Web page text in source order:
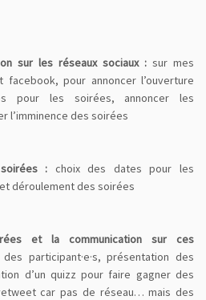
sur les réseaux sociaux : sur mes
pour annoncer l’ouverture
pour les soirées, annoncer les
l’imminence des soirées
: choix des dates pour les
déroulement des soirées
et la communication sur ces
participant·e·s, présentation des
d’un quizz pour faire gagner des
car pas de réseau… mais des